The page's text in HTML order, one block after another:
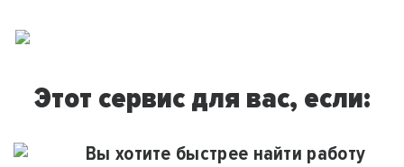
Этот сервис для вас, если:
Вы хотите быстрее найти работу